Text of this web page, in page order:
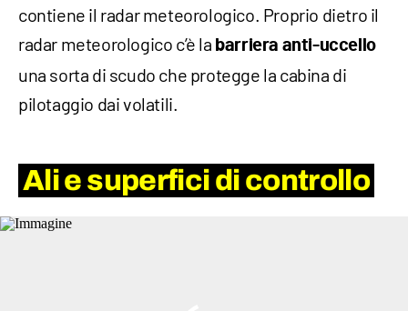
contiene il radar meteorologico. Proprio dietro il
radar meteorologico c’è la barriera anti-uccello
una sorta di scudo che protegge la cabina di
pilotaggio dai volatili.
Ali e superfici di controllo